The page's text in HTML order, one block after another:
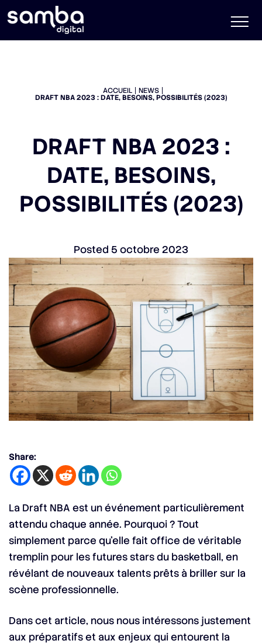
ACCUEIL NEWS
DRAFT NBA 2023 : DATE, BESOINS, POSSIBILITÉS (2023)
DRAFT NBA 2023 :
DATE, BESOINS,
POSSIBILITÉS (2023)
Posted 5 octobre 2023
Share:
La Draft NBA est un événement particulièrement
attendu chaque année. Pourquoi ? Tout
simplement parce qu’elle fait office de véritable
tremplin pour les futures stars du basketball, en
révélant de nouveaux talents prêts à briller sur la
scène professionnelle.
Dans cet article, nous nous intéressons justement
aux préparatifs et aux enjeux qui entourent la